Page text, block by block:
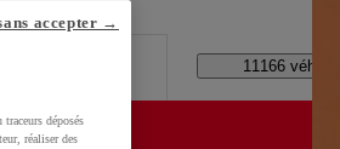
?
11166
déposés
réaliser des
accepter →